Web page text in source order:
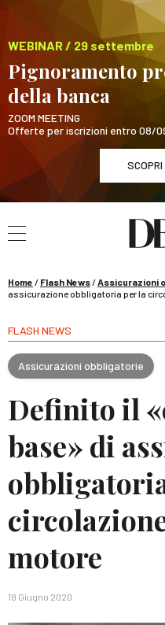
WEBINAR / 29 settembre
Pignoramento
della banca
ZOOM MEETING
Offerte per iscrizioni entro 08/
WEBINAR /
Pignoramento presso
Home / Flash News/Assicurazioni
assicurazione obbligatoria per la
FLASH NEWS
Assicurazioni obbligatorie
Definito il
base» di
motore
18 Giugno 2020